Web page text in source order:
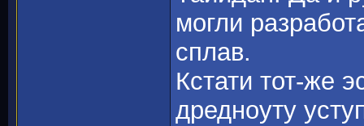
могли
сплав.
Кстати тот-же
дредноуту